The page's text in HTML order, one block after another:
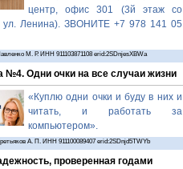
центр, офис 301 (3й этаж со
ул. Ленина). ЗВОНИТЕ +7 978 141 05
М. Р. ИНН 911103871108 erid:2SDnjesXBWa
№4. Одни очки на все случаи жизни
«Куплю одни очки и буду в них и
читать, и работать за
компьютером».
А. П. ИНН 911100089407 erid:2SDnjd5TWYb
проверенная годами